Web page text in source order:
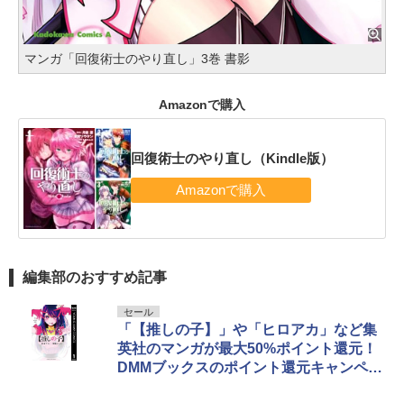
マンガ「回復術士のやり直し」3巻 書影
Amazonで購入
回復術士のやり直し（Kindle版）
編集部のおすすめ記事
セール
「【推しの子】」や「ヒロアカ」など集
英社のマンガが最大50%ポイント還元！
DMMブックスのポイント還元キャンペー